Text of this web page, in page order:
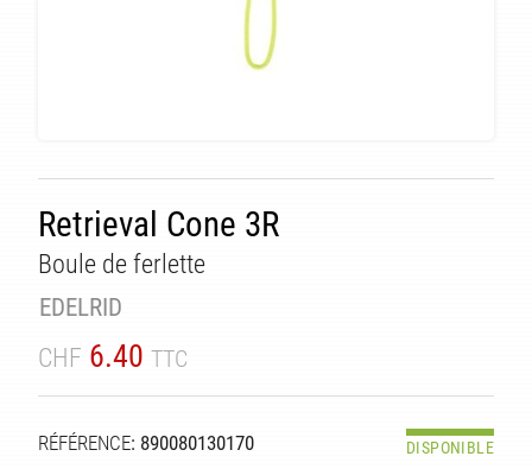
Retrieval Cone 3R
Boule de ferlette
EDELRID
CHF 6.40 TTC
RÉFÉRENCE: 890080130170 DISPONIBLE